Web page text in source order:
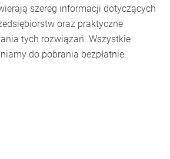
szereg informacji dotyczących
oraz praktyczne
tych rozwiązań. Wszystkie
do pobrania bezpłatnie.